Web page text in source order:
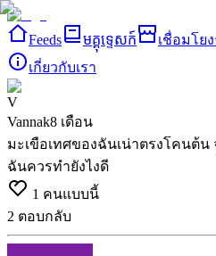
Feeds មគ្គុទ្ទេសក៍ เชื่อมโย
เกี่ยวกับเรา
V
Vannak8 เดือน
มะเขือเทศของฉันเน่าตรงโคนต้
ฉันควรทำยังไงดี
1 คนแบบนี้
2 ตอบกลับ